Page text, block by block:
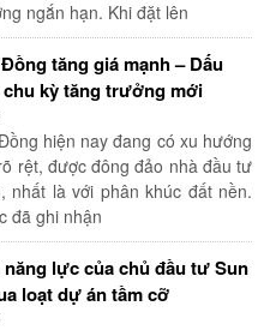
ngắn hạn. Khi đặt lên
tăng giá mạnh – Dấu
chu kỳ tăng trưởng mới
hiện nay đang có xu hướng
rệt, được đông đảo nhà đầu tư
nhất là với phân khúc đất nền.
đã ghi nhận
năng lực của chủ đầu tư Sun
loạt dự án tầm cỡ